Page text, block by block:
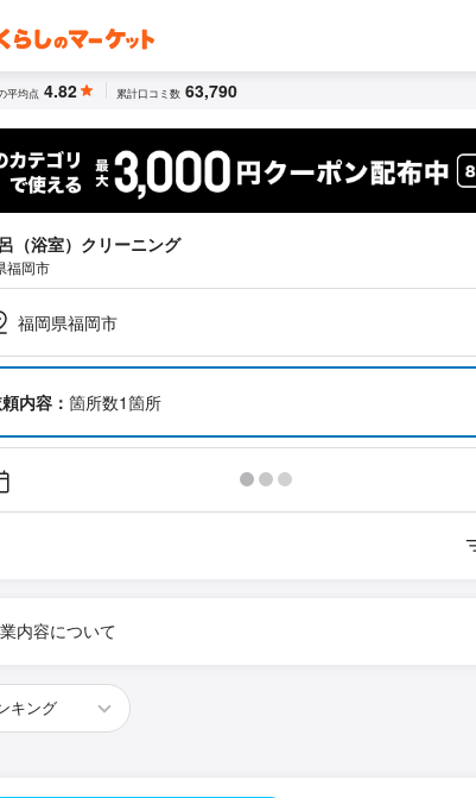
平均点 4.82 累計口コミ数 63,790
（浴室）クリーニング
福岡市
福岡県福岡市
内容： 箇所数1箇所
内容について